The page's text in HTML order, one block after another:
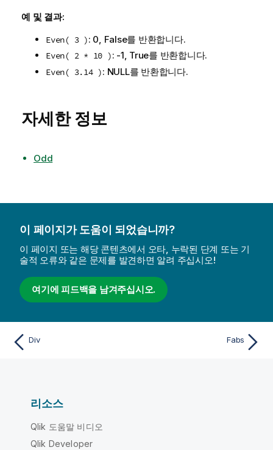
예 및 결과:
Even( 3 ): 0, False를 반환합니다.
Even( 2 * 10 ): -1, True를 반환합니다.
Even( 3.14 ): NULL를 반환합니다.
자세한 정보
Odd
이 페이지가 도움이 되었습니까?
이 페이지 또는 해당 콘텐츠에서 오타, 누락된 단계 또는 기
술적 오류와 같은 문제를 발견하면 알려 주십시오!
여기에 피드백을 남겨주십시오.
Div Fabs
리소스
Qlik 도움말 비디오
Qlik Developer